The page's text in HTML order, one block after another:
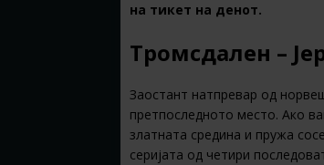
на тикет на денот.
Тромсдален –
Заостант натпревар од
претпоследното место. Ако
златната средина и пружа
серијата од четири